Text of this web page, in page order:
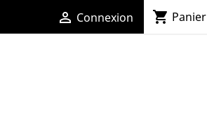
 Connexion shopping_cart Panier